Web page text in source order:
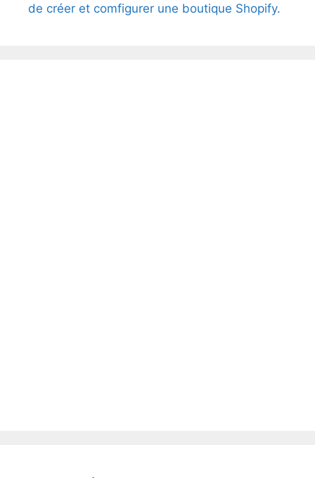
de créer et comfigurer une boutique Shopify.